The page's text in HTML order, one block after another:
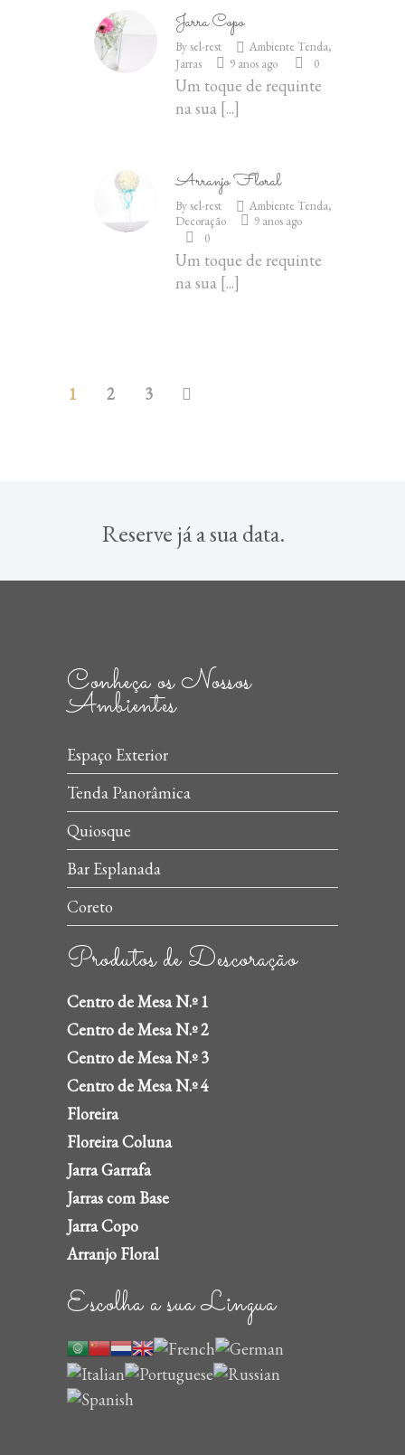
Jarra Copo
Bysel-rest Ambiente Tenda,
Jarras
9 anos ago 0
Um toque de requinte
na sua [...]
Arranjo Floral
Bysel-rest Ambiente Tenda,
Decoração
9 anos ago
0
Um toque de requinte
na sua [...]
1 2 3
Reserve já a sua data.
Conheça os Nossos
Ambientes
Espaço Exterior
Tenda Panorâmica
Quiosque
Bar Esplanada
Coreto
Produtos de Descoração
Centro de Mesa N.º 1
Centro de Mesa N.º 2
Centro de Mesa N.º 3
Centro de Mesa N.º 4
Floreira
Floreira Coluna
Jarra Garrafa
Jarras com Base
Jarra Copo
Arranjo Floral
Escolha a sua Lingua